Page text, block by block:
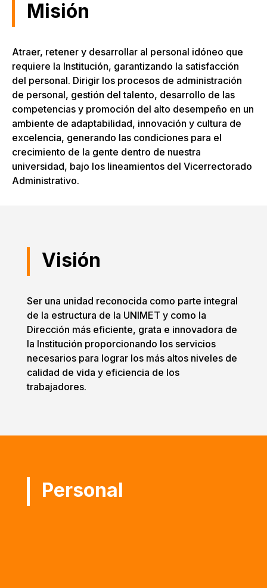
Misión
Atraer, retener y desarrollar al personal idóneo que
requiere la Institución, garantizando la satisfacción
del personal. Dirigir los procesos de administración
de personal, gestión del talento, desarrollo de las
competencias y promoción del alto desempeño en un
ambiente de adaptabilidad, innovación y cultura de
excelencia, generando las condiciones para el
crecimiento de la gente dentro de nuestra
universidad, bajo los lineamientos del Vicerrectorado
Administrativo.
Visión
Ser una unidad reconocida como parte integral
de la estructura de la UNIMET y como la
Dirección más eficiente, grata e innovadora de
la Institución proporcionando los servicios
necesarios para lograr los más altos niveles de
calidad de vida y eficiencia de los
trabajadores.
Personal